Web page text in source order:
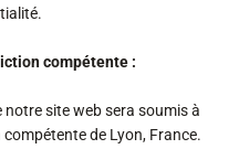
compétente :
site web sera soumis à
de Lyon, France.